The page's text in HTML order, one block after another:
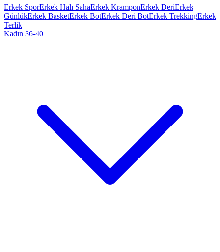
Erkek SporErkek Halı SahaErkek KramponErkek DeriErkek
GünlükErkek BasketErkek BotErkek Deri BotErkek TrekkingErkek
Terlik
Kadın 36-40